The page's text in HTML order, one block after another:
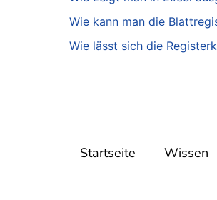
Wie kann man die
Wie lässt sich die
Startseite Wissen